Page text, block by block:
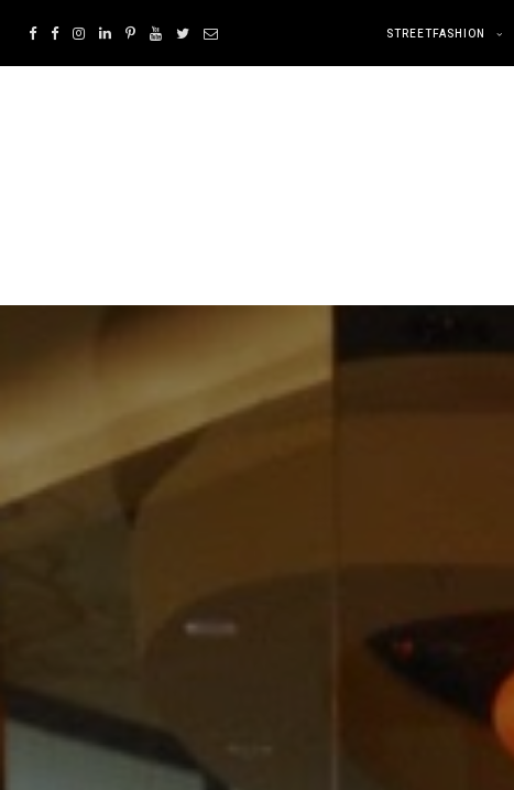
STREETFASHION